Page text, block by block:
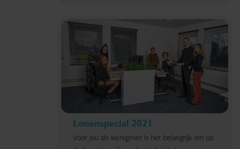
Lonenspecial 2021
Voor jou als werkgever is het belangrijk om op